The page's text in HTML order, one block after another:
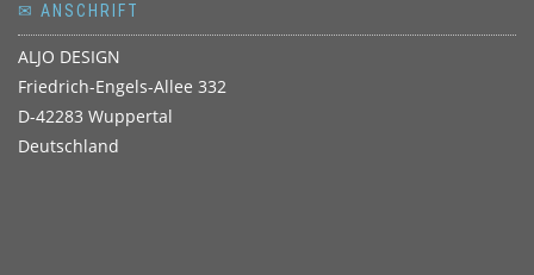
✉ ANSCHRIFT
ALJO DESIGN
Friedrich-Engels-Allee 332
D-42283 Wuppertal
Deutschland